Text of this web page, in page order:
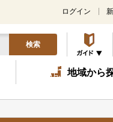
ログイン
検索
地域から